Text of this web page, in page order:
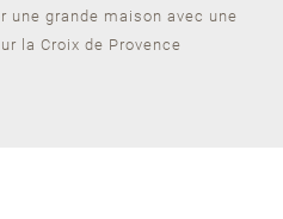
une grande maison avec une
la Croix de Provence